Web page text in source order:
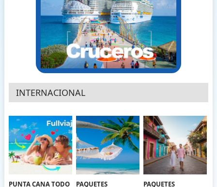
INTERNACIONAL
PUNTA CANA TODO PAQUETES PAQUETES